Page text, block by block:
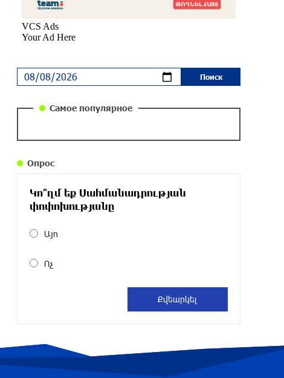
Размик Марукян стал обладателем
«Росатом» готов построить новые АЭС,
Оппозиция Грузии отказалась от
мандатов и получила обратный
эффект: Нарек Карапетян
Российская теннисистка Алина Чараева
будет представлять Армению
Самое популярное
Опрос
Կո՞ղմ եք Սահմանադրության
փոփոխությանը
Այո
Ոչ